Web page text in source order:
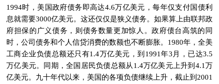
1994时，美国政府债务即高达4.6万亿美元，每年仅支付国债利
息就需要3000亿美元。这还仅仅是狭义债务。如果算上由联邦政
府担保的广义债务，则债务数量更加惊人。政府债台高筑的同
时，公司债务和个人信贷消费的数额也不断膨胀。1980年，全美
工商企业负债总额还只有1.4万亿美元，到1991年3月，已达3.5
万亿美元。同期，全国居民负债总额从1.4万亿美元上升到4.1万
亿美元。九十年代以来，美国的各项负债继续上升，截止到2001